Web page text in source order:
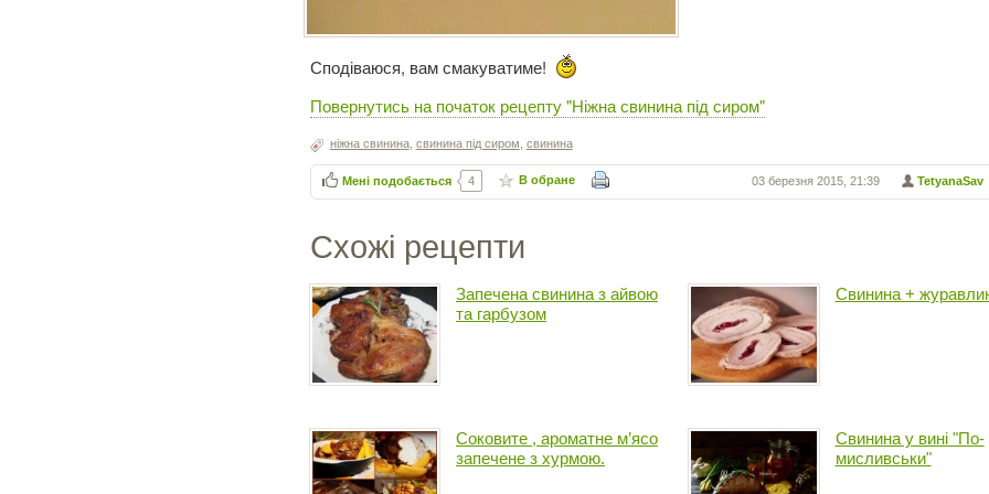
Сподіваюся, вам смакуватиме!
Повернутись на початок рецепту "Ніжна свинина під сиром"
ніжна свинина, свинина під сиром, свинина
TetyanaSav
03 березня 2015, 21:39
Мені подобається 4 В обране
Схожі рецепти
Запечена свинина з айвою
та гарбузом
Свинина +
Соковите , ароматне м’ясо
запечене з хурмою.
Свинина у вині "По-
мисливськи"